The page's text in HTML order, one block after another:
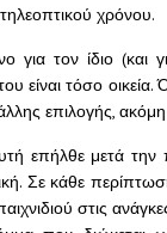
χρόνου.
για τον ίδιο (και
είναι τόσο
επιλογής,
επήλθε μετά
Σε κάθε
στις